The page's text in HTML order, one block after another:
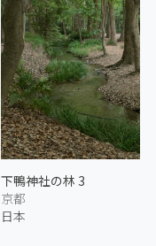
下鴨神社の林 3
京都
日本